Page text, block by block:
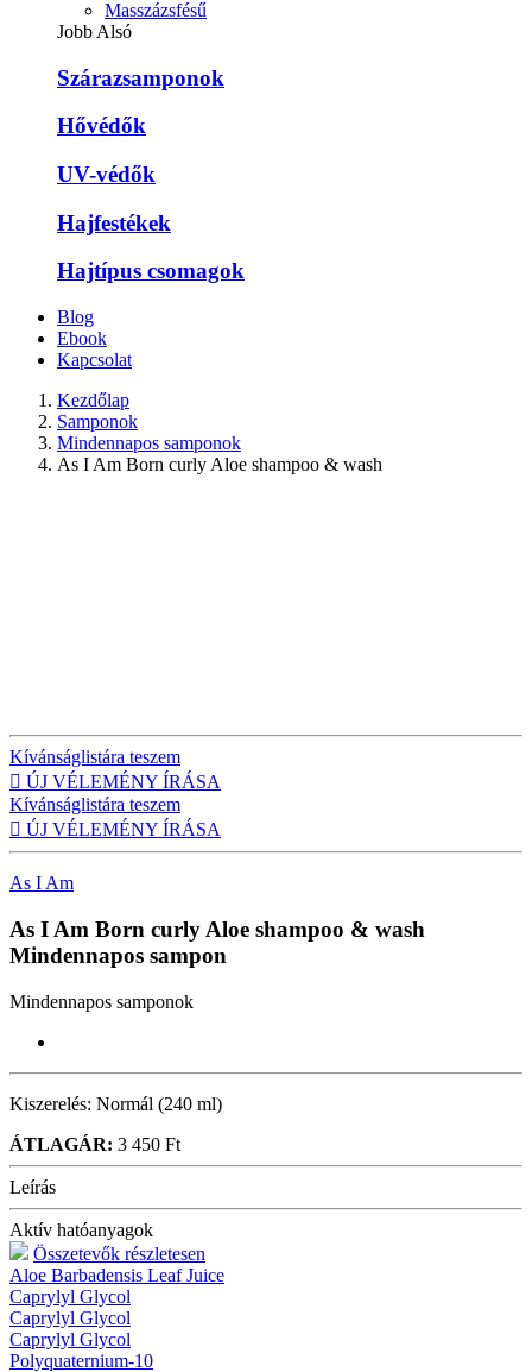
Masszázsfésű
Jobb Alsó
Szárazsamponok
Hővédők
UV-védők
Hajfestékek
Hajtípus csomagok
Blog
Ebook
Kapcsolat
Kezdőlap
Samponok
Mindennapos samponok
As I Am Born curly Aloe shampoo & wash
Kívánságlistára teszem
 ÚJ VÉLEMÉNY ÍRÁSA
Kívánságlistára teszem
 ÚJ VÉLEMÉNY ÍRÁSA
As I Am
As I Am Born curly Aloe shampoo & wash
Mindennapos sampon
Mindennapos samponok
Kiszerelés: Normál (240 ml)
ÁTLAGÁR: 3 450 Ft
Leírás
Aktív hatóanyagok
Összetevők részletesen
Aloe Barbadensis Leaf Juice
Caprylyl Glycol
Caprylyl Glycol
Caprylyl Glycol
Polyquaternium-10